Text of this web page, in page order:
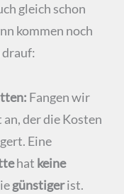
gleich schon
kommen noch
drauf:
Fangen wir
der die Kosten
Eine
hat keine
günstigerist.